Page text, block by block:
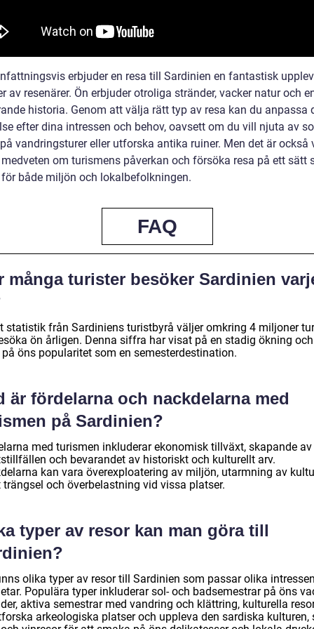
erbjuder en resa till Sardinien en fantastisk
av resenärer. Ön erbjuder otroliga stränder, vacker natur och
historia. Genom att välja rätt typ av resa kan du anpassa
efter dina intressen och behov, oavsett om du vill njuta av
vandringsturer eller utforska antika ruiner. Men det är också
om turismens påverkan och försöka resa på ett sätt
både miljön och lokalbefolkningen.
FAQ
många turister besöker Sardinien
statistik från Sardiniens turistbyrå väljer omkring 4 miljoner
ön årligen. Denna siffra har visat på en stadig ökning och
öns popularitet som en semesterdestination.
är fördelarna och nackdelarna med
på Sardinien?
med turismen inkluderar ekonomisk tillväxt, skapande av
och bevarandet av historiskt och kulturellt arv.
kan vara överexploatering av miljön, utarmning av
trängsel och överbelastning vid vissa platser.
typer av resor kan man göra till
olika typer av resor till Sardinien som passar olika
Populära typer inkluderar sol- och badsemestrar på öns
aktiva semestrar med vandring och klättring, kulturella
arkeologiska platser och uppleva den sardiska kulturen,